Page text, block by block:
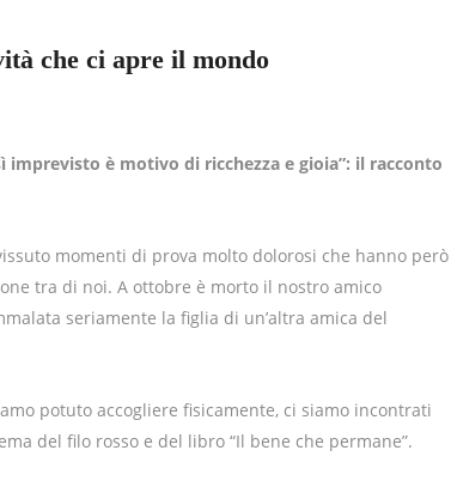
che ci apre il mondo
imprevisto è motivo di ricchezza e gioia”: il racconto
momenti di prova molto dolorosi che hanno però
tra di noi. A ottobre è morto il nostro amico
seriamente la figlia di un’altra amica del
potuto accogliere fisicamente, ci siamo incontrati
del filo rosso e del libro “Il bene che permane”.